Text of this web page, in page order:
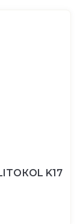
K17